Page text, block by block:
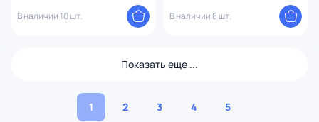
В наличии 10 шт.
В наличии 8 шт.
Показать еще ...
1 2 3 4 5